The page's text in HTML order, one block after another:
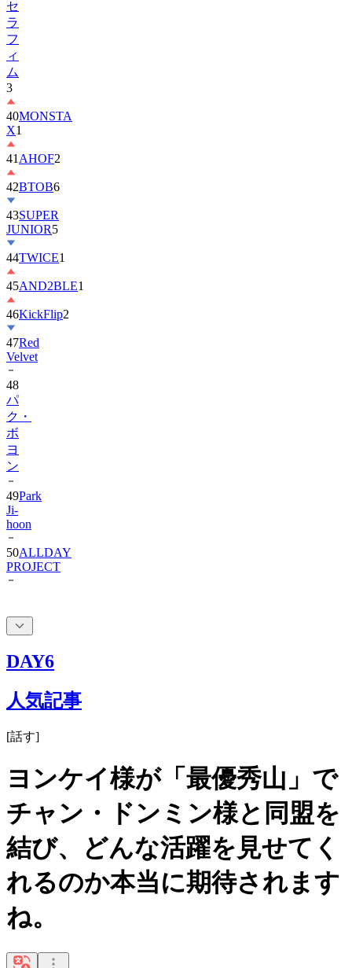
フ
ィ
ム
3
40
X
41AHOF
42 BTOB6
43SUPER
JUNIOR
44TWICE
45AND2BLE
46KickFlip2
47Red
Velvet
48
パ
ク・
ボ
ヨ
ン
49
Ji-
hoon
50ALLDAY
PROJECT
DAY6
人気記事
[話す]
ヨンケイ様が「最優秀山」で
チャン・ドンミン様と同盟を
結び、どんな活躍を見せてく
れるのか本当に期待されます
ね。